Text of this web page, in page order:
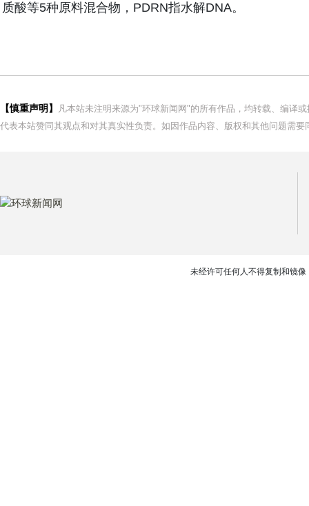
质酸等5种原料混合物，PDRN指水解DNA。
【慎重声明】
凡本站未注明来源为"环球新闻网"的所有作品，均转载、编译
代表本站赞同其观点和对其真实性负责。如因作品内容、版权和其他问题需
未经许可任何人不得复制和镜